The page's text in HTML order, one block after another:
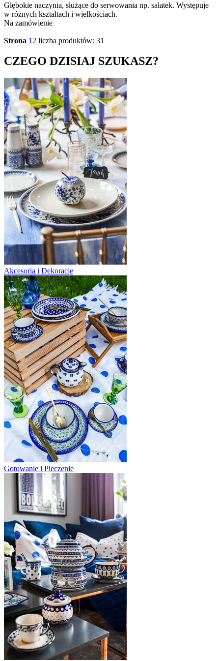
Głębokie naczynia, służące do serwowania np. sałatek. Występuje
w różnych kształtach i wielkościach.
Na zamówienie
Strona 1 2 liczba produktów: 31
CZEGO DZISIAJ SZUKASZ?
Akcesoria i Dekoracje
Gotowanie i Pieczenie